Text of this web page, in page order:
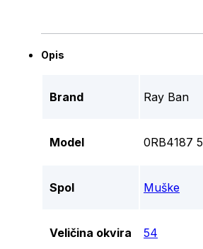
Opis
Brand Ray Ban
Model 0RB4187
Spol Muške
Veličina okvira 54